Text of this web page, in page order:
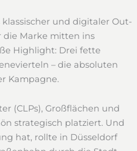
und digitaler Out-
Marke mitten ins
Highlight: Drei fette
– die absoluten
Kampagne.
(CLPs), Großflächen und
strategisch platziert. Und
hat, rollte in Düsseldorf